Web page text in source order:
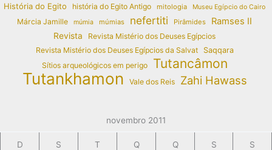
História do Egito
história do Egito Antigo mitologia Museu Egípcio do Cairo
Márcia Jamille múmia múmias nefertiti Pirâmides Ramses II
Revista
Revista Mistério dos Deuses Egípcios
Revista Mistério dos Deuses Egípcios da Salvat
Saqqara
Sítios arqueológicos em perigo
Tutancâmon
Tutankhamon Vale dos Reis Zahi Hawass
novembro 2011
D S T Q Q S S